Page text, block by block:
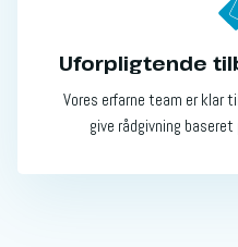
Uforpligtende
Vores erfarne team er klar
give rådgivning